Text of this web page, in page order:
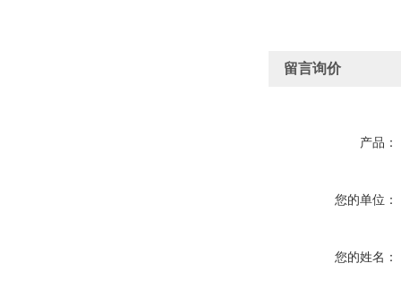
留言询价
产品：
您的单位：
您的姓名：